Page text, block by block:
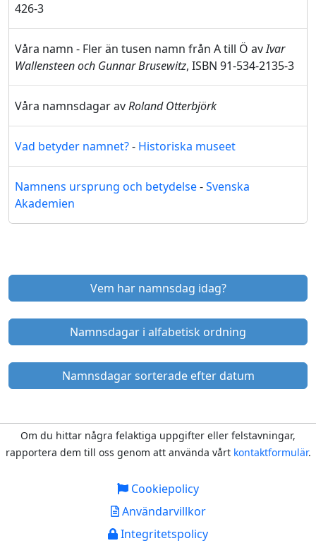
426-3
Våra namn - Fler än tusen namn från A till Ö avIvar
Wallensteen och Gunnar Brusewitz, ISBN 91-534-2135-3
Våra namnsdagar avRoland Otterbjörk
Vad betyder namnet?- Historiska museet
Namnens ursprung och betydelse-Svenska
Akademien
Vem har namnsdag idag?
Namnsdagar i alfabetisk ordning
Namnsdagar sorterade efter datum
Om du hittar några felaktiga uppgifter eller felstavningar,
rapportera dem till oss genom att använda vårt kontaktformulär.
Cookiepolicy
Användarvillkor
Integritetspolicy